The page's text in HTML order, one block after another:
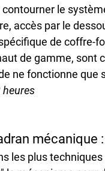
le
accès par le
de coffre-
de gamme, sont
ne fonctionne que
heures
mécanique
les plus